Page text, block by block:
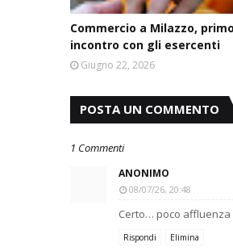
Commercio a Milazzo, primo
incontro con gli esercenti
Giugno 22, 2026
POSTA UN COMMENTO
1 Commenti
ANONIMO
08/07/26, 20:48
Certo… poco affluenza
Rispondi Elimina